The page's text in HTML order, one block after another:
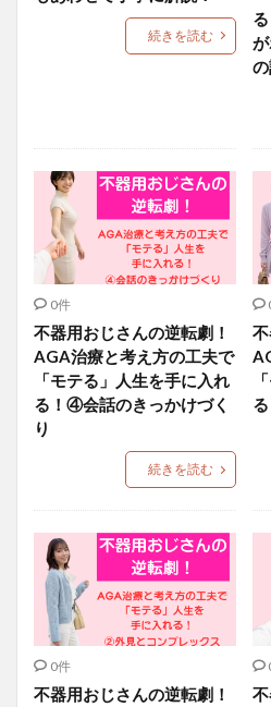
続きを読む
0件
不器用おじさんの逆転劇！
AGA治療と考え方の工夫で
「モテる」人生を手に入れ
る！④会話のきっかけづく
り
続きを読む
0件
不器用おじさんの逆転劇！